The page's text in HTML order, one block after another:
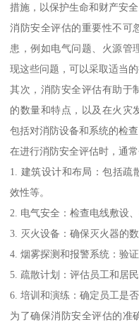
措施，以保护生命和财产安全
消防安全评估的重要性不可
患，例如电气问题、火源管
现这些问题，可以采取适当
其次，消防安全评估有助于
的数量和特点，以及在火灾
包括对消防设备和系统的检
在进行消防安全评估时，通
1. 建筑设计和布局：包括疏
效性等。
2. 电气安全：检查电线敷设
3. 灭火设备：确保灭火器的
4. 烟雾探测和报警系统：验
5. 疏散计划：评估员工和居
6. 培训和演练：确定员工是
为了确保消防安全评估的准